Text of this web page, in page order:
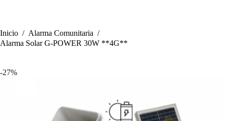
Inicio / Alarma Comunitaria /
Alarma Solar G-POWER 30W **4G**
-27%